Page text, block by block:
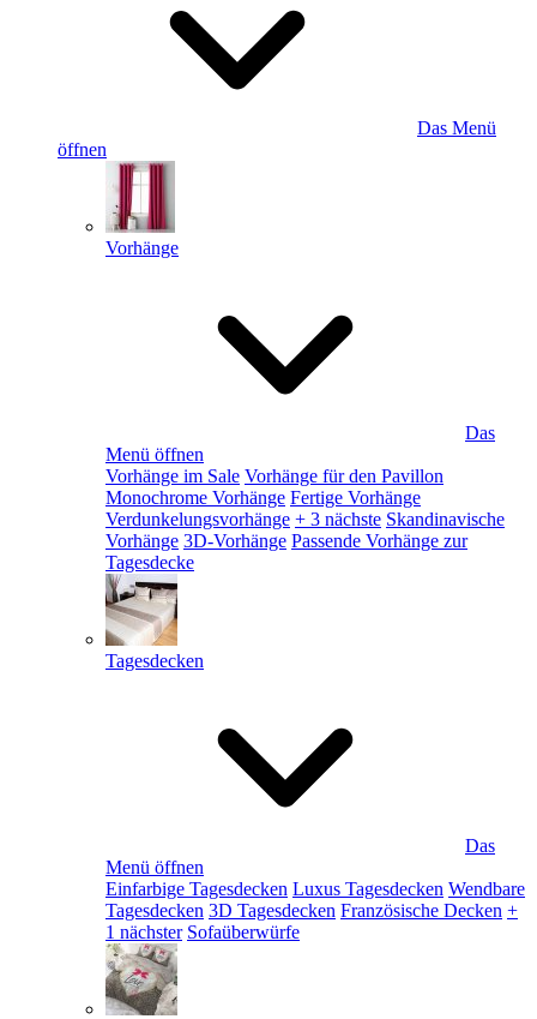
Das Menü
öffnen
Vorhänge
Das
Menü öffnen
Vorhänge im Sale Vorhänge für den Pavillon
Monochrome Vorhänge Fertige Vorhänge
Verdunkelungsvorhänge + 3 nächste Skandinavische
Vorhänge 3D-Vorhänge Passende Vorhänge zur
Tagesdecke
Tagesdecken
Das
Menü öffnen
Einfarbige Tagesdecken Luxus Tagesdecken Wendbare
Tagesdecken 3D Tagesdecken Französische Decken +
1 nächster Sofaüberwürfe